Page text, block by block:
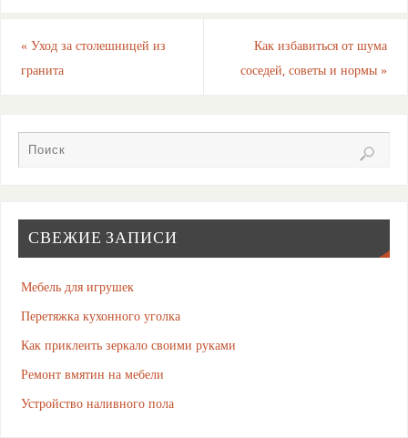
«Уход за столешницей из
гранита
Как избавиться от шума
соседей, советы и нормы»
СВЕЖИЕ ЗАПИСИ
Мебель для игрушек
Перетяжка кухонного уголка
Как приклеить зеркало своими руками
Ремонт вмятин на мебели
Устройство наливного пола